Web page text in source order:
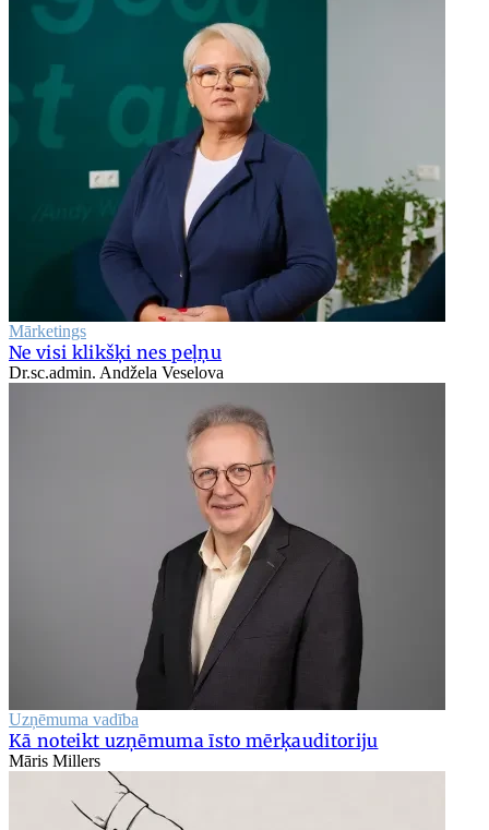
Mārketings
Ne visi klikšķi nes peļņu
Dr.sc.admin. Andžela Veselova
Uzņēmuma vadība
Kā noteikt uzņēmuma īsto mērķauditoriju
Māris Millers